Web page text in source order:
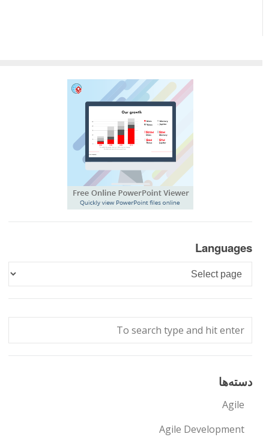
Languages
Languages
دسته‌ها
Agile
Agile Development